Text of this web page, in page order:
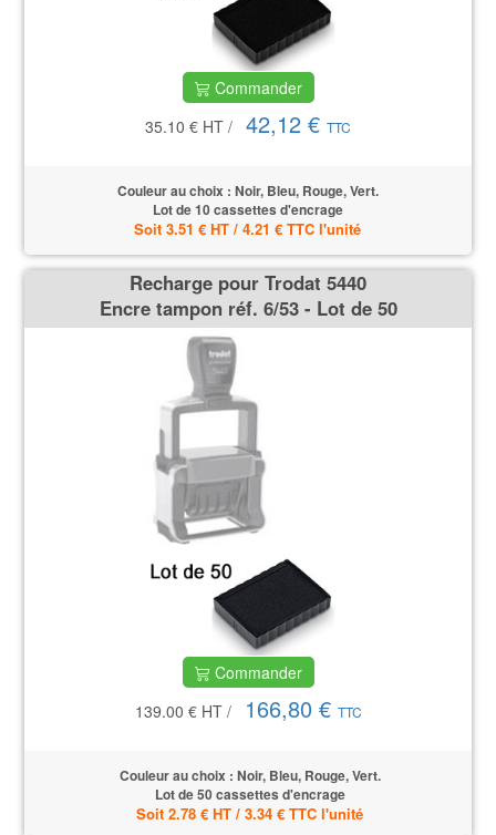
Commander
35.10 € HT / 42,12 € TTC
Couleur au choix : Noir, Bleu, Rouge, Vert.
Lot de 10 cassettes d'encrage
Soit 3.51 € HT / 4.21 € TTC l'unité
Recharge pour Trodat 5440
Encre tampon réf. 6/53 - Lot de 50
Commander
139.00 € HT/ 166,80 € TTC
Couleur au choix : Noir, Bleu, Rouge, Vert.
Lot de 50 cassettes d'encrage
Soit 2.78 € HT / 3.34 € TTC l'unité